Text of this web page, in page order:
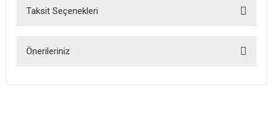
Taksit Seçenekleri
Önerileriniz